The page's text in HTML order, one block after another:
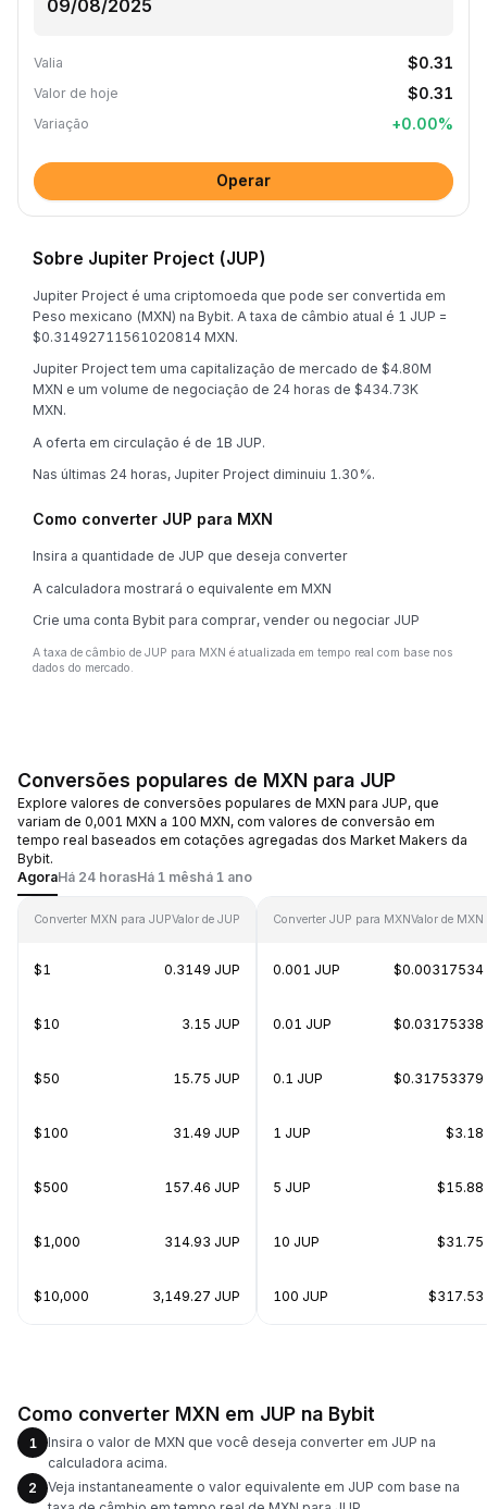
Valia $0.31
Valor de hoje $0.31
Variação +0.00%
Operar
Sobre Jupiter Project (JUP)
Jupiter Project é uma criptomoeda que pode ser convertida em
Peso mexicano (MXN) na Bybit. A taxa de câmbio atual é 1 JUP =
$0.31492711561020814 MXN.
Jupiter Project tem uma capitalização de mercado de $4.80M
MXN e um volume de negociação de 24 horas de $434.73K
MXN.
A oferta em circulação é de 1B JUP.
Nas últimas 24 horas, Jupiter Project diminuiu 1.30%.
Como converter JUP para MXN
Insira a quantidade de JUP que deseja converter
A calculadora mostrará o equivalente em MXN
Crie uma conta Bybit para comprar, vender ou negociar JUP
A taxa de câmbio de JUP para MXN é atualizada em tempo real com base nos
dados do mercado.
Conversões populares de MXN para JUP
Explore valores de conversões populares de MXN para JUP, que
variam de 0,001 MXN a 100 MXN, com valores de conversão em
tempo real baseados em cotações agregadas dos Market Makers da
Bybit.
AgoraHá 24 horasHá 1 mêshá 1 ano
Converter MXN para JUPValor de JUP
$1 0.3149 JUP
$10 3.15 JUP
$50 15.75 JUP
$100 31.49 JUP
$500 157.46 JUP
$1,000 314.93 JUP
$10,000 3,149.27 JUP
Converter JUP para MXNValor de MXN
0.001 JUP $0.00317534
0.01 JUP $0.03175338
0.1 JUP $0.31753379
1 JUP $3.18
5 JUP $15.88
10 JUP $31.75
100 JUP $317.53
Como converter MXN em JUP na Bybit
1
Insira o valor de MXN que você deseja converter em JUP na
calculadora acima.
2
Veja instantaneamente o valor equivalente em JUP com base na